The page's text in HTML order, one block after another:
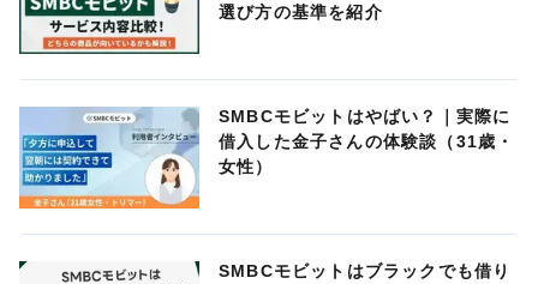
選び方の基準を紹介
SMBCモビットはやばい？｜実際に
借入した金子さんの体験談（31歳・
女性）
SMBCモビットはブラックでも借り